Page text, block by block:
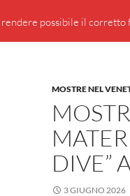
MOSTRE NEL
DIVE”
3 GIUGNO 2026
possibile il